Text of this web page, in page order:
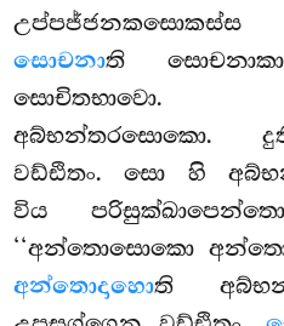
සොචනාති
අබ්භන්තරසොකො.
වඩ්ඪිතං. සො හි
විය
‘‘අන්තොසොකො
අන්තොදාහොති